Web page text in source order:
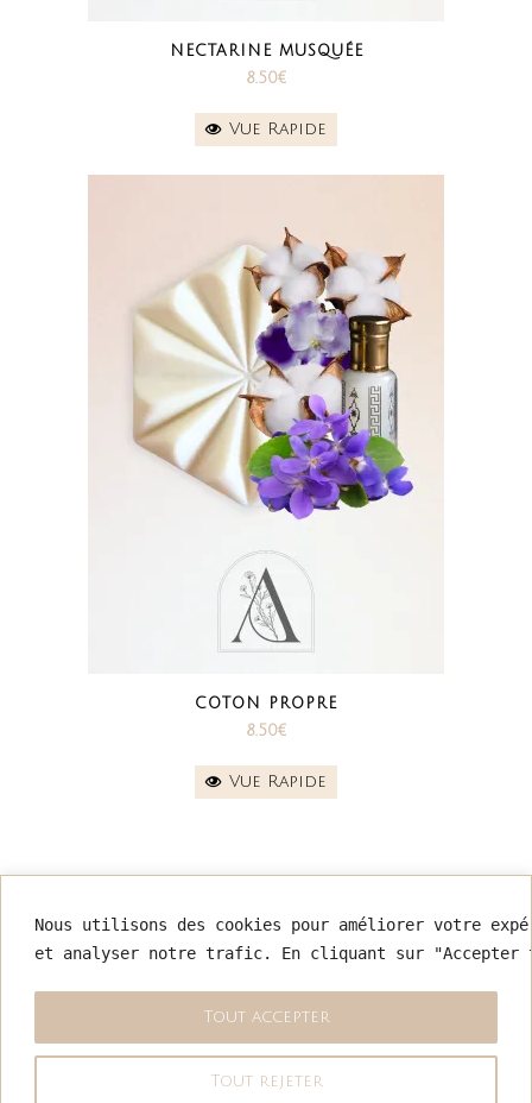
Nous utilisons des cookies pour améliorer votre
et analyser notre trafic. En cliquant sur
Tout rejeter
Tout accepter
NECTARINE MUSQUÉE
8.50€
Vue Rapide
COTON PROPRE
8.50€
Vue Rapide
INFORMATIONS
Politique de confidentialité
Nous contacter